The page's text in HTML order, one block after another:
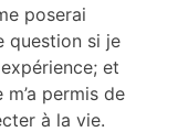
poserai
question si je
et
permis de
à la vie.